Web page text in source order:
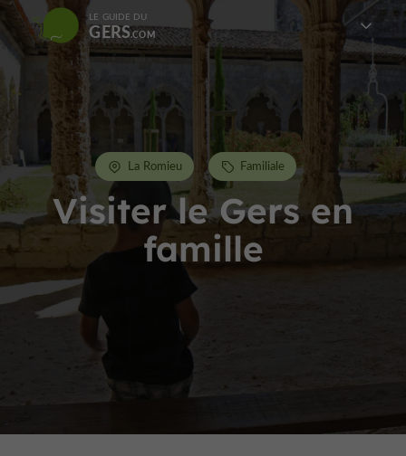
LE GUIDE DU
GERS
Visiter le Gers en
famille
La Romieu Familiale